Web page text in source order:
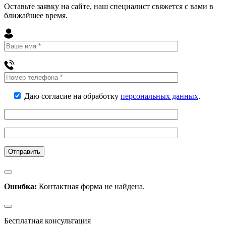
Оставьте заявку на сайте, наш специалист свяжется с вами в
ближайшее время.
Даю согласие на обработку персональных данных.
Ошибка: Контактная форма не найдена.
Бесплатная консультация